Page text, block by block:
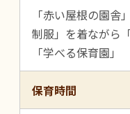
「赤い屋根の園舎
制服」を着ながら
「学べる保育園」
保育時間